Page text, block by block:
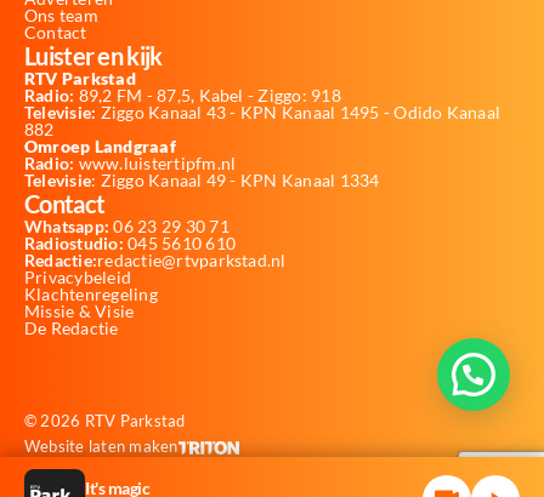
Ons team
Contact
Luister en kijk
RTV Parkstad
Radio: 89,2 FM - 87,5, Kabel - Ziggo: 918
Televisie: Ziggo Kanaal 43 - KPN Kanaal 1495 - Odido Kanaal
882
Omroep Landgraaf
Radio: www.luistertipfm.nl
Televisie: Ziggo Kanaal 49 - KPN Kanaal 1334
Contact
Whatsapp: 06 23 29 30 71
Radiostudio: 045 5610 610
Redactie:redactie@rtvparkstad.nl
Privacybeleid
Klachtenregeling
Missie & Visie
De Redactie
© 2026 RTV Parkstad
Website laten maken
It's magic